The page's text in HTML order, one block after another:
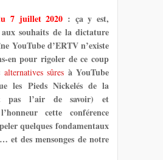
7 juillet 2020 : ça y est,
souhaits de la dictature
YouTube d’ERTV n’existe
en pour rigoler de ce coup
alternatives sûres à YouTube
les Pieds Nickelés de la
pas l’air de savoir) et
cette conférence
quelques fondamentaux
et des mensonges de notre